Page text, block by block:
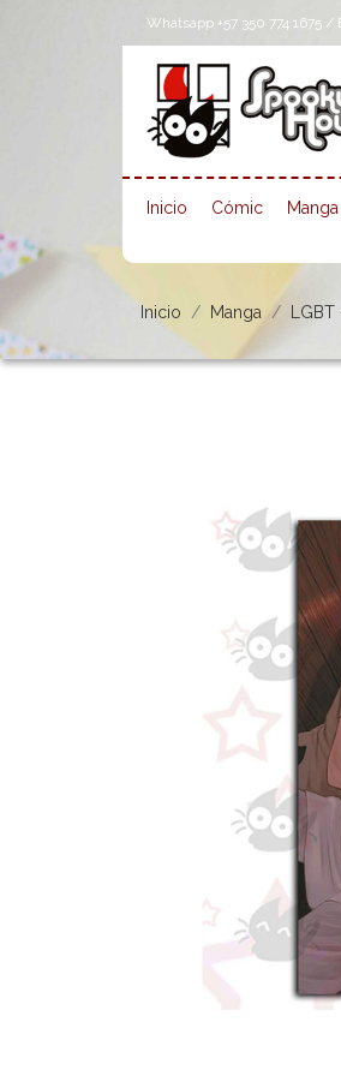
Whatsapp +57 350 774 1675 /
Inicio Cómic Manga
Inicio Manga